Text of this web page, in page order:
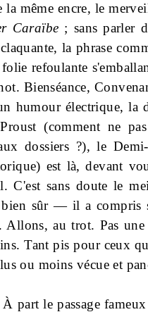
la même encre, le
Caraïbe ; sans parler
la phrase
refoulante
Bienséance,
humour électrique, la
(comment ne
dossiers ?), le
est là, devant
C'est sans doute le
bien sûr — il a
Allons, au trot. Pas
Tant pis pour ceux
ou moins vécue et
part le passage